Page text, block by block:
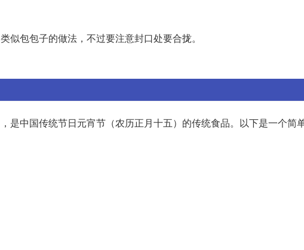
包包子的做法，不过要注意封口处要合拢。
是中国传统节日元宵节（农历正月十五）的传统食品。以下是一个简